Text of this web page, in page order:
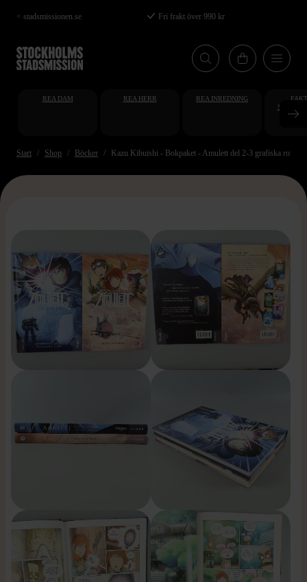
Hoppa
till
huvudinnehåll
< stadsmissionen.se Fri frakt över 990 kr
REA DAM REA HERR REA INREDNING
Start Shop Böcker Kazu Kibuishi - Bokpaket - Amulett del 2-3 grafiska
>